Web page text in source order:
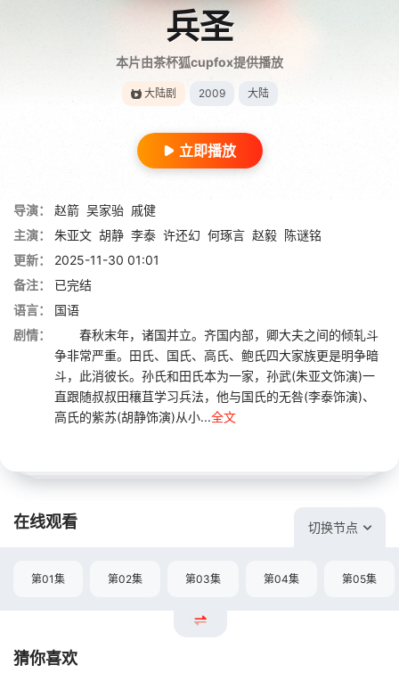
兵圣
本片由茶杯狐cupfox提供播放
大陆剧 2009 大陆
立即播放
导演： 赵箭 吴家骀 戚健
主演：
朱亚文 胡静 李泰 许还幻 何琢言 赵毅 陈谜铭
更新：
2025-11-30 01:01
备注：
已完结
语言：
国语
剧情：
春秋末年，诸国并立。齐国内部，卿大夫之间的倾轧斗
争非常严重。田氏、国氏、高氏、鲍氏四大家族更是明争暗
斗，此消彼长。孙氏和田氏本为一家，孙武(朱亚文饰演)一
直跟随叔叔田穰苴学习兵法，他与国氏的无咎(李泰饰演)、
高氏的紫苏(胡静饰演)从小...全文
在线观看 切换节点
第01集 第02集 第03集 第04集 第05集
猜你喜欢